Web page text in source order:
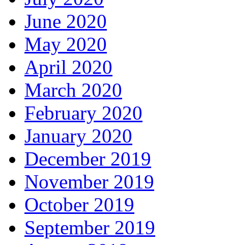
June 2020
May 2020
April 2020
March 2020
February 2020
January 2020
December 2019
November 2019
October 2019
September 2019